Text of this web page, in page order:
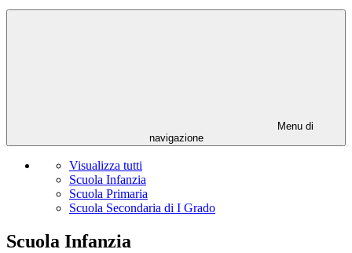
Menu di
navigazione
Visualizza tutti
Scuola Infanzia
Scuola Primaria
Scuola Secondaria di I Grado
Scuola Infanzia